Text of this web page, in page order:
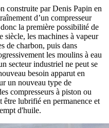
construite par Denis Papin en
d’un compresseur
la première possibilité de
les machines à vapeur
de charbon, puis dans
les moulins à eau
secteur industriel ne peut se
besoin apparut en
un nouveau type de
compresseurs à piston ou
être lubrifié en permanence et
d'huile.